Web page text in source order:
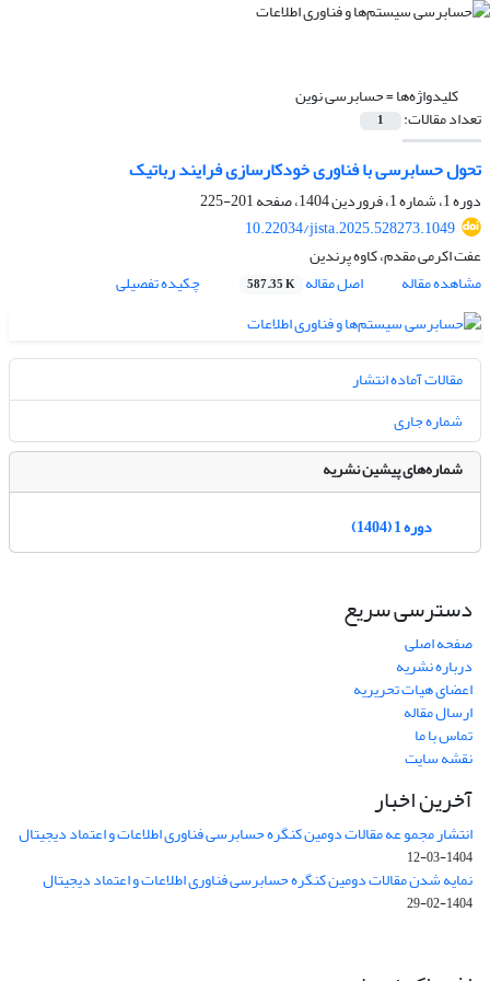
کلیدواژه‌ها =حسابرسی نوین
تعداد مقالات: 1
تحول حسابرسی با فناوری خودکارسازی فرایند رباتیک
دوره 1، شماره 1، فروردین 1404، صفحه
201-225
10.22034/jista.2025.528273.1049
عفت اکرمی مقدم، کاوه پرندین
مشاهده مقاله
اصل مقاله 587.35 K چکیده تفصیلی
مقالات آماده انتشار
شماره جاری
شماره‌های پیشین نشریه
دوره 1 (1404)
دسترسی سریع
صفحه اصلی
درباره نشریه
اعضای هیات تحریریه
ارسال مقاله
تماس با ما
نقشه سایت
آخرین اخبار
انتشار مجمو عه مقالات دومین کنگره حسابرسی فناوری اطلاعات و اعتماد دیجیتال
1404-03-12
نمایه شدن مقالات دومین کنگره حسابرسی فناوری اطلاعات و اعتماد دیجیتال
1404-02-29